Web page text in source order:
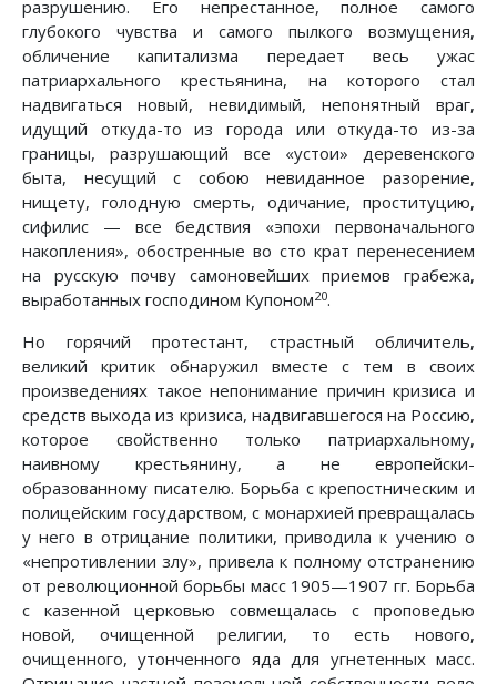
разрушению. Его непрестанное, полное самого
глубокого чувства и самого пылкого возмущения,
обличение капитализма передает весь ужас
патриархального крестьянина, на которого стал
надвигаться новый, невидимый, непонятный враг,
идущий откуда-то из города или откуда-то из-за
границы, разрушающий все «устои» деревенского
быта, несущий с собою невиданное разорение,
нищету, голодную смерть, одичание, проституцию,
сифилис — все бедствия «эпохи первоначального
накопления», обостренные во сто крат перенесением
на русскую почву самоновейших приемов грабежа,
выработанных господином Купоном20.
Но горячий протестант, страстный обличитель,
великий критик обнаружил вместе с тем в своих
произведениях такое непонимание причин кризиса и
средств выхода из кризиса, надвигавшегося на Россию,
которое свойственно только патриархальному,
наивному крестьянину, а не европейски-
образованному писателю. Борьба с крепостническим и
полицейским государством, с монархией превращалась
у него в отрицание политики, приводила к учению о
«непротивлении злу», привела к полному отстранению
от революционной борьбы масс 1905—1907 гг. Борьба
с казенной церковью совмещалась с проповедью
новой, очищенной религии, то есть нового,
очищенного, утонченного яда для угнетенных масс.